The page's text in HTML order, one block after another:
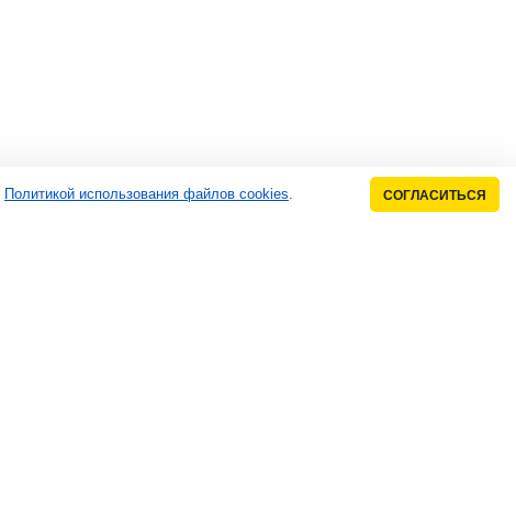
Политикой использования файлов cookies. СОГЛАСИТЬСЯ